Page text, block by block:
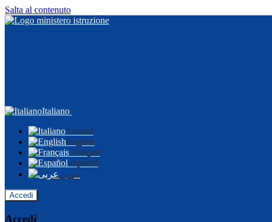
Salta al contenuto
Italiano
Italiano
English
Français
Español
عربى
Accedi
Accedi